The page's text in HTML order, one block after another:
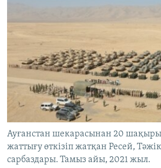
Ауғанстан шекарасынан 20
жаттығу өткізіп жатқан Ресей,
сарбаздары. Тамыз айы, 2021 жыл.